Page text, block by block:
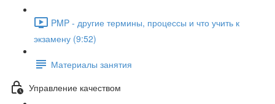
PMP - другие термины, процессы и что учить к
экзамену (9:52)
Материалы занятия
Управление качеством